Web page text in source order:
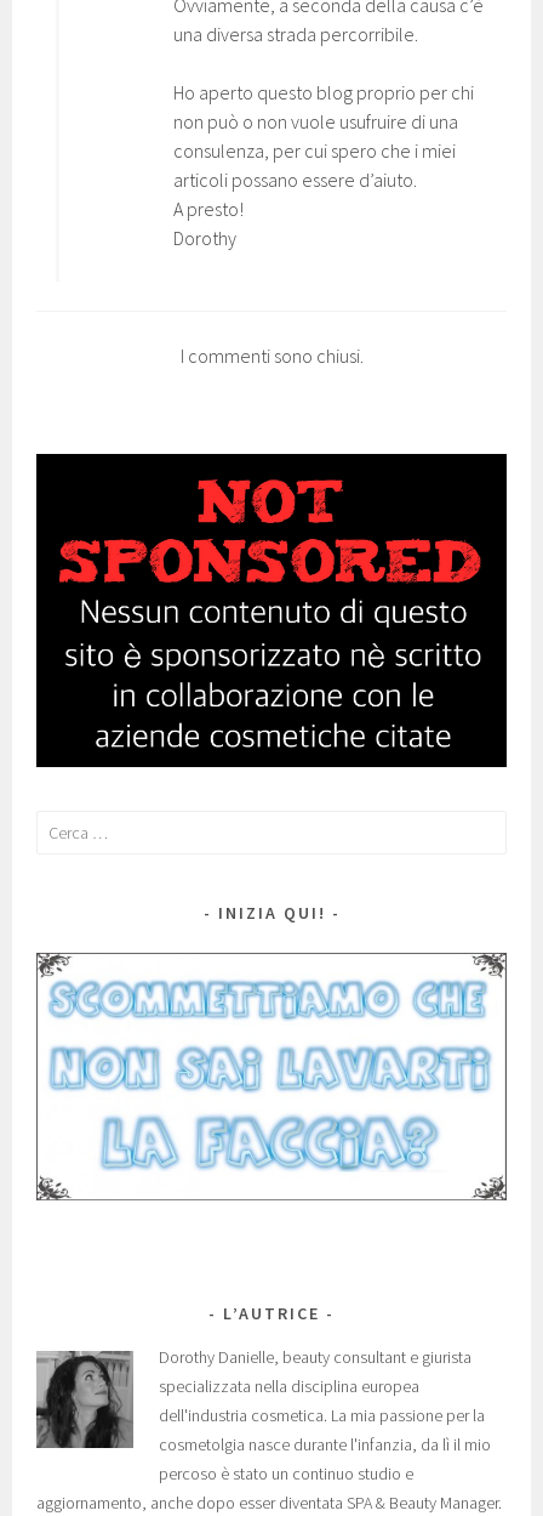
una diversa strada percorribile.
Ho aperto questo blog proprio per chi
non può o non vuole usufruire di una
consulenza, per cui spero che i miei
articoli possano essere d’aiuto.
A presto!
Dorothy
I commenti sono chiusi.
Ricerca
INIZIA QUI!
L’AUTRICE
Dorothy Danielle, beauty consultant e giurista
specializzata nella disciplina europea
dell'industria cosmetica. La mia passione per la
cosmetolgia nasce durante l'infanzia, da lì il mio
percoso è stato un continuo studio e
aggiornamento, anche dopo esser diventata SPA & Beauty Manager.